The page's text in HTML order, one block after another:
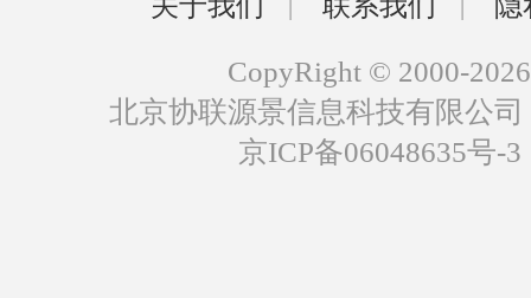
关于我们 | 联系我们 |
CopyRight © 2000-2026
北京协联源景信息科技有限公
京ICP备06048635号-3